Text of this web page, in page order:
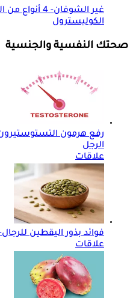
غير الشوفان-
الكوليسترول
صحتك النفسية والجنسية
الرجل
علاقات
فوائد بذور اليقطين
علاقات